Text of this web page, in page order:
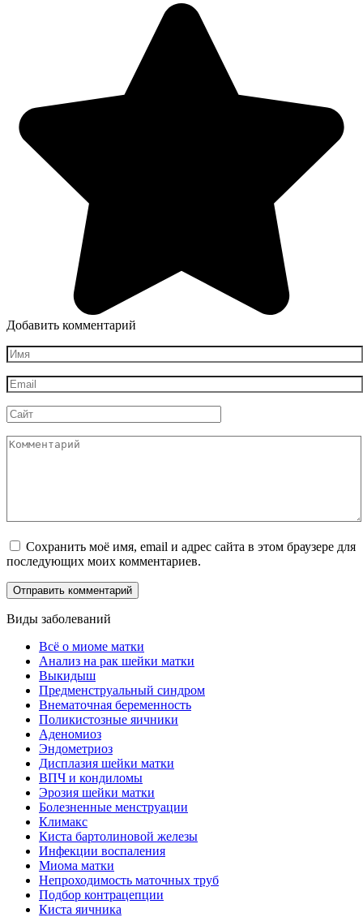
Добавить комментарий
Имя
*
Email
*
Сайт
Комментарий
Сохранить моё имя, email и адрес сайта в этом браузере для
последующих моих комментариев.
Виды заболеваний
Всё о миоме матки
Анализ на рак шейки матки
Выкидыш
Предменструальный синдром
Внематочная беременность
Поликистозные яичники
Аденомиоз
Эндометриоз
Дисплазия шейки матки
ВПЧ и кондиломы
Эрозия шейки матки
Болезненные менструации
Климакс
Киста бартолиновой железы
Инфекции воспаления
Миома матки
Непроходимость маточных труб
Подбор контрацепции
Киста яичника